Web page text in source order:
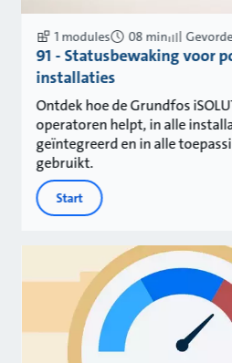
1 modules 08 min
91 - Statusbewaking voor
installaties
Ontdek hoe de Grundfos
operatoren helpt, in alle
geïntegreerd en in alle
gebruikt.
Start